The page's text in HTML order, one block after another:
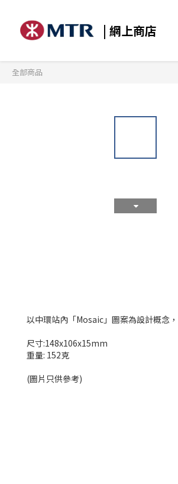
| 網上商店
全部商品
以中環站內「Mosaic」圖案為設計概念
尺寸:148x106x15mm
重量: 152克
(圖片只供參考)